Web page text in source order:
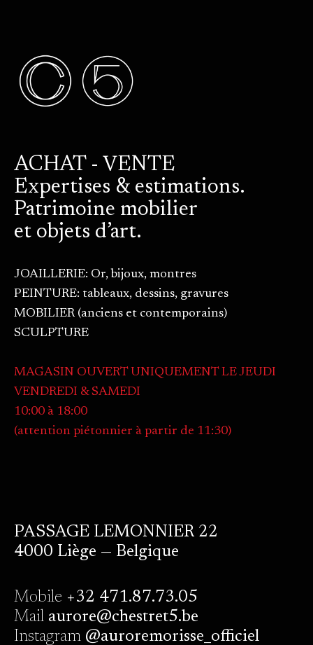
ACHAT - VENTE
Expertises & estimations.
Patrimoine mobilier
et objets d’art.
JOAILLERIE: Or, bijoux, montres
PEINTURE: tableaux, dessins, gravures
MOBILIER (anciens et contemporains)
SCULPTURE
MAGASIN OUVERT UNIQUEMENT LE JEUDI
VENDREDI & SAMEDI
10:00 à 18:00
(attention piétonnier à partir de 11:30)
PASSAGE LEMONNIER 22
4000 Liège — Belgique
Mobile +32 471.87.73.05
Mailaurore@chestret5.be
Instagram@auroremorisse_officiel